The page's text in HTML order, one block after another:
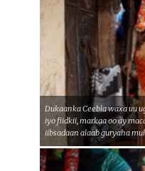
Dukaanka Ceebla waxa uu
iyo fiidkii, markaa oo ay
iibsadaan alaab guryaha